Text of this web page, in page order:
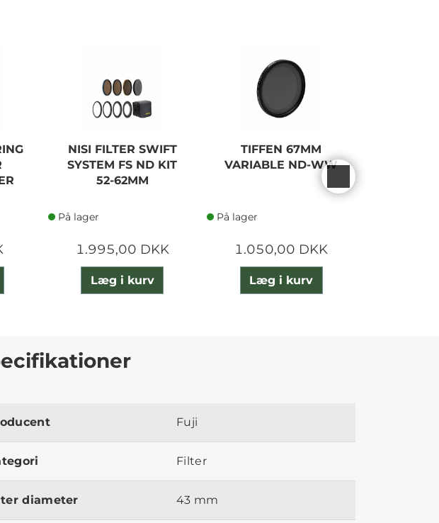
NISI FILTER SWIFT
SYSTEM FS ND KIT
52-62MM
På lager
1.995,00 DKK
Læg i kurv
TIFFEN 67MM
VARIABLE ND-WW
På lager
1.050,00 DKK
Læg i kurv
Fuji
Filter
diameter 43 mm